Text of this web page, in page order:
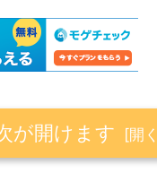
が開けます